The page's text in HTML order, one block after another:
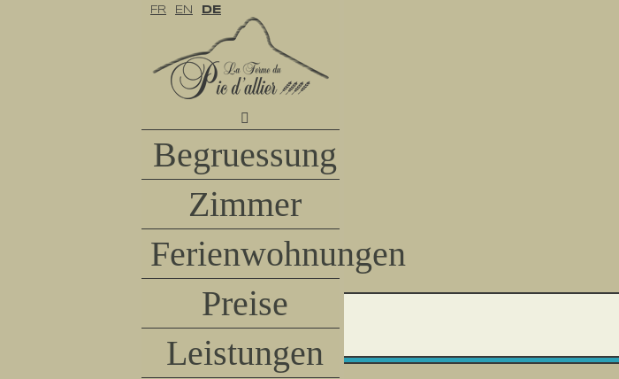
FR EN DE
Begruessung
Zimmer
Ferienwohnungen
Preise
Leistungen